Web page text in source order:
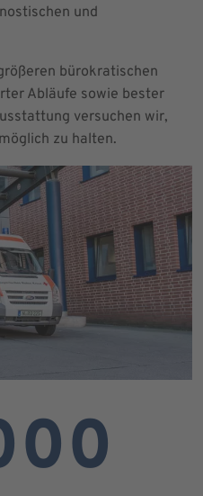
und
bürokratischen
Abläufe sowie bester
versuchen wir,
zu halten.